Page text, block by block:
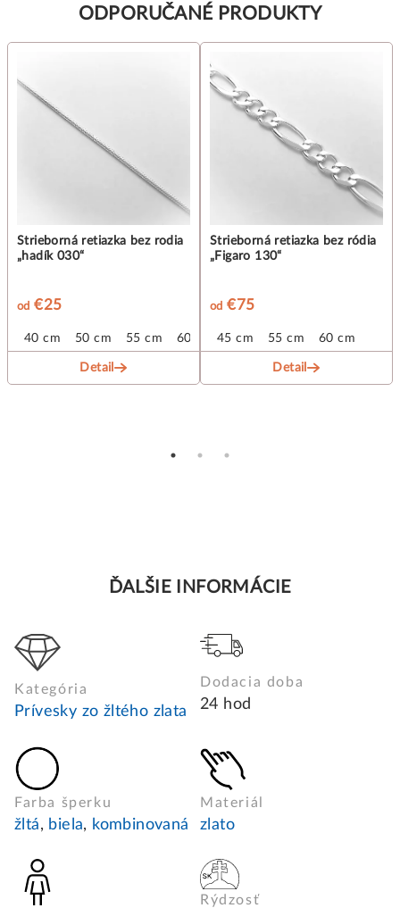
ODPORUČANÉ PRODUKTY
Strieborná retiazka bez rodia
„hadík 030“
od €25
40 cm 50 cm 55 cm 60 cm
Detail
Strieborná retiazka bez ródia
„Figaro 130“
od €75
45 cm 55 cm 60 cm
Detail
ĎALŠIE INFORMÁCIE
Kategória
Prívesky zo žltého zlata
Dodacia doba
24 hod
Farba šperku
žltá, biela, kombinovaná
Materiál
zlato
Rýdzosť